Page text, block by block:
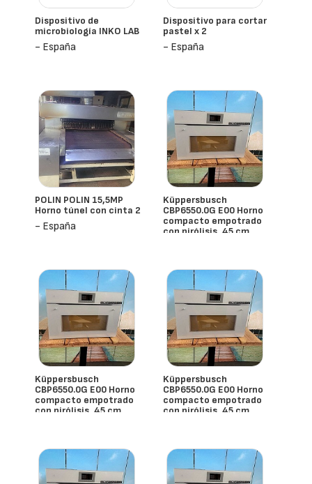
Dispositivo de
microbiología INKO LAB
- España
Dispositivo para cortar
pastel x 2
- España
POLIN POLIN 15,5MP
Horno túnel con cinta 2
- España
Küppersbusch
CBP6550.0G E00 Horno
compacto empotrado
con pirólisis, 45 cm
Küppersbusch
CBP6550.0G E00 Horno
compacto empotrado
con pirólisis, 45 cm
Küppersbusch
CBP6550.0G E00 Horno
compacto empotrado
con pirólisis, 45 cm